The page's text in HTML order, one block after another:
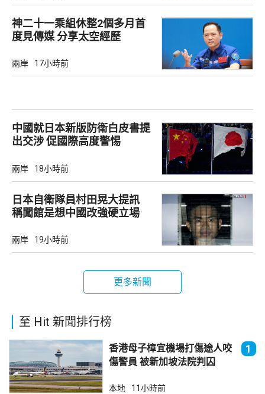
神二十一乘組休整2個多月首
度見傳媒 分享太空經歷
兩岸 17小時前
中國就日本新版防衛白皮書提
出交涉 促國際高度警惕
兩岸 18小時前
日本自衛隊員村田晃大提訊
稱闖館是想中國改強硬立場
兩岸 19小時前
更多新聞
至 Hit 新聞排行榜
香港母子樟宜機場打傷途人咬
傷警員 被新加坡法院判囚
1
本地 11小時前